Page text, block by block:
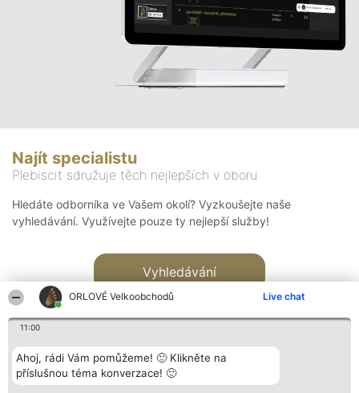
ORLOVÉ Velkoobchodů Live chat
11:00
Ahoj, rádi Vám pomůžeme! 🙂 Klikněte na
příslušnou téma konverzace! 🙂
Najít specialistu
Plebiscit sdružuje těch nejlepších v oboru
Hledáte odborníka ve Vašem okolí? Vyzkoušejte naše
vyhledávání. Využívejte pouze ty nejlepší služby!
Vyhledávání